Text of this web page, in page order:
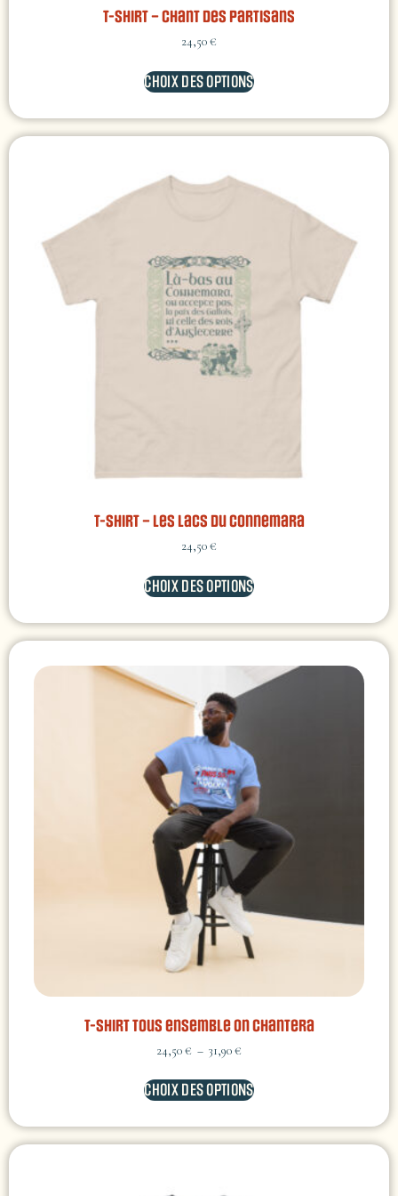
T-shirt – Chant des Partisans
24,50€
CHOIX DES OPTIONS
T-shirt – Les lacs du Connemara
24,50€
CHOIX DES OPTIONS
T-shirt Tous ensemble on chantera
24,50€ – 31,90€
CHOIX DES OPTIONS